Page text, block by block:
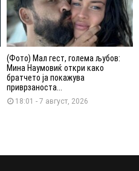
(Фото) Мал гест, голема љубов:
Мина Наумовиќ откри како
братчето ја покажува
приврзаноста...
18:01 - 7 август, 2026